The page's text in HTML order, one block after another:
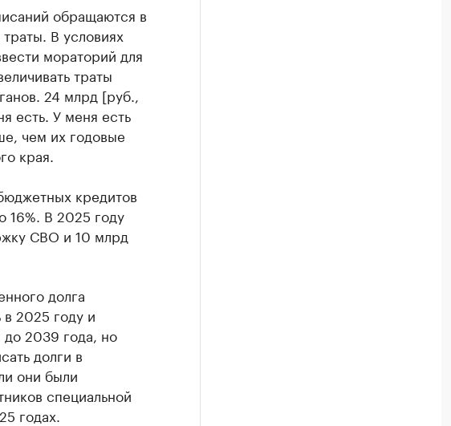
обращаются в
В условиях
мораторий для
траты
24 млрд [руб.,
есть. У меня есть
чем их годовые
края.
кредитов
16%. В 2025 году
СВО и 10 млрд
долга
в 2025 году и
2039 года, но
долги в
они были
специальной
годах.